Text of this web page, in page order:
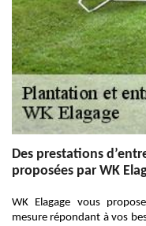
Des prestations
proposées par WK
WK Elagage vous
mesure répondant à vos